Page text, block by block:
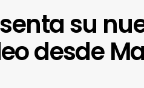
su
desde